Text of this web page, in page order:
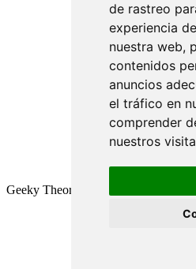
de rastreo
experiencia
nuestra web,
contenidos
anuncios
el tráfico en
comprender
nuestros
Geeky Theory © 2026